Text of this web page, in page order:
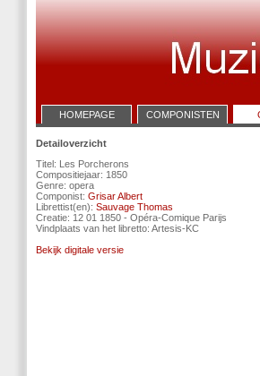
HOMEPAGE COMPONISTEN
Detailoverzicht
Titel: Les Porcherons
Compositiejaar: 1850
Genre: opera
Componist: Grisar Albert
Librettist(en): Sauvage Thomas
Creatie: 12 01 1850 - Opéra-Comique Parijs
Vindplaats van het libretto: Artesis-KC
Bekijk digitale versie